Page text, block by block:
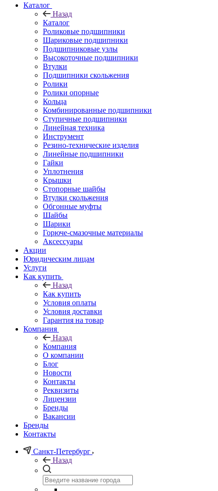
Каталог
Назад
Каталог
Роликовые подшипники
Шариковые подшипники
Подшипниковые узлы
Высокоточные подшипники
Втулки
Подшипники скольжения
Ролики
Ролики опорные
Кольца
Комбинированные подшипники
Ступичные подшипники
Линейная техника
Инструмент
Резино-технические изделия
Линейные подшипники
Гайки
Уплотнения
Крышки
Стопорные шайбы
Втулки скольжения
Обгонные муфты
Шайбы
Шарики
Горюче-смазочные материалы
Аксессуары
Акции
Юридическим лицам
Услуги
Как купить
Назад
Как купить
Условия оплаты
Условия доставки
Гарантия на товар
Компания
Назад
Компания
О компании
Блог
Новости
Контакты
Реквизиты
Лицензии
Бренды
Вакансии
Бренды
Контакты
Санкт-Петербург
Назад